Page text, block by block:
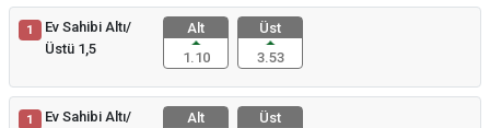
1
Ev Sahibi Altı/
Üstü 1,5
Alt
1.10
Üst
3.53
1
Ev Sahibi Altı/
Alt
Üst